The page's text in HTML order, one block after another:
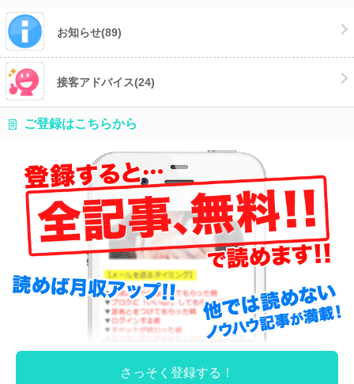
お知らせ(89)
接客アドバイス(24)
ご登録はこちらから
さっそく登録する！